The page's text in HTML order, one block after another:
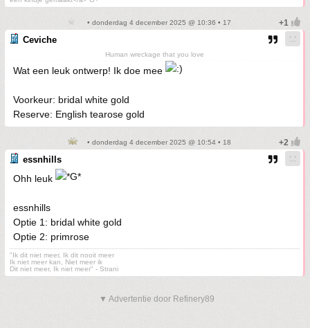
• donderdag 4 december 2025 @ 10:36 • 17
Ceviche
Human wreckage that you love
Wat een leuk ontwerp! Ik doe mee
Voorkeur: bridal white gold
Reserve: English tearose gold
• donderdag 4 december 2025 @ 10:54 • 18
essnhills
Ohh leuk
essnhills
Optie 1: bridal white gold
Optie 2: primrose
"Ik dit niet meer, Ik dit nooit meer
Ik niet meer kan, Niet meer ik
Dit niet meer, Ik niet meer" - Strani
▼ Advertentie door Refinery89